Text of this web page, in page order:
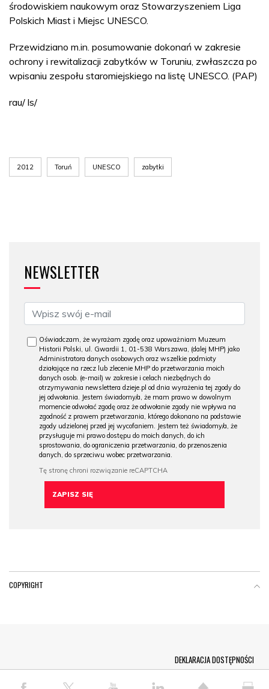
środowiskiem naukowym oraz Stowarzyszeniem Liga
Polskich Miast i Miejsc UNESCO.
Przewidziano m.in. posumowanie dokonań w zakresie
ochrony i rewitalizacji zabytków w Toruniu, zwłaszcza po
wpisaniu zespołu staromiejskiego na listę UNESCO. (PAP)
rau/ ls/
2012 Toruń UNESCO zabytki
NEWSLETTER
Oświadczam, że wyrażam zgodę oraz upoważniam Muzeum
Historii Polski, ul. Gwardii 1, 01-538 Warszawa, (dalej MHP) jako
Administratora danych osobowych oraz wszelkie podmioty
działające na rzecz lub zlecenie MHP do przetwarzania moich
danych osob. (e-mail) w zakresie i celach niezbędnych do
otrzymywania newslettera dzieje.pl od dnia wyrażenia tej zgody do
jej odwołania. Jestem świadomy/a, że mam prawo w dowolnym
momencie odwołać zgodę oraz że odwołanie zgody nie wpływa na
zgodność z prawem przetwarzania, którego dokonano na podstawie
zgody udzielonej przed jej wycofaniem. Jestem też świadomy/a, że
przysługuje mi prawo dostępu do moich danych, do ich
sprostowania, do ograniczenia przetwarzania, do przenoszenia
danych, do sprzeciwu wobec przetwarzania.
COPYRIGHT
© COPYRIGHT PAP 2026
DEKLARACJA DOSTĘPNOŚCI